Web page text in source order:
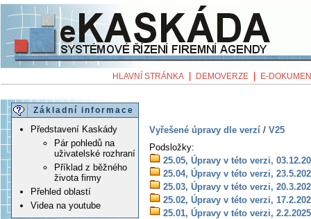
HLAVNÍ STRÁNKA DEMOVERZE E-
Základní informace
Představení Kaskády
Pár pohledů na
uživatelské rozhraní
Příklad z běžného
života firmy
Přehled oblastí
Videa na youtube
Vyřešené úpravy dle verzí / V25
Podsložky:
25.05, Úpravy v této verzi,
25.04, Úpravy v této verzi,
25.03, Úpravy v této verzi,
25.02, Úpravy v této verzi,
25.01, Úpravy v této verzi, 2.2.2025